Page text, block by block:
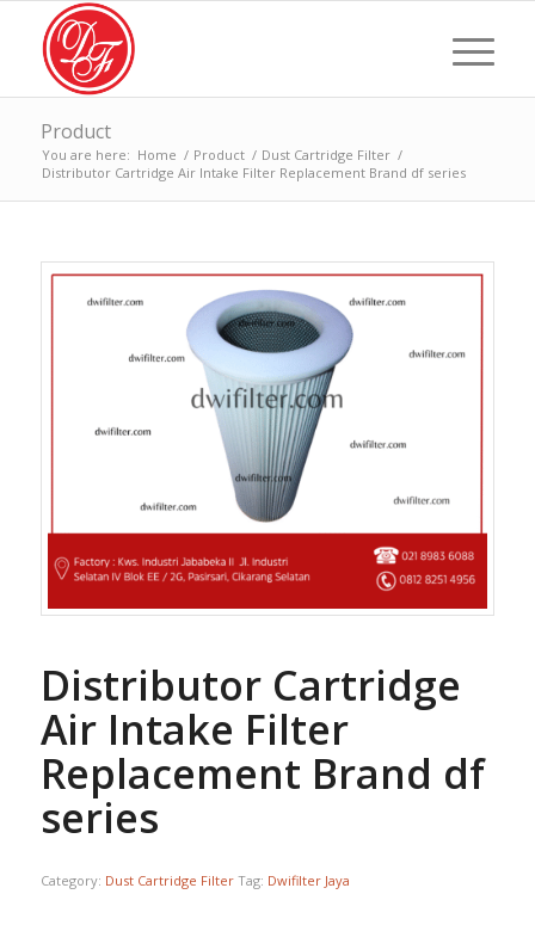
Product
You are here: Home / Product / Dust Cartridge Filter /
Distributor Cartridge Air Intake Filter Replacement Brand df series
Distributor Cartridge
Air Intake Filter
Replacement Brand df
series
Category: Dust Cartridge Filter Tag: Dwifilter Jaya